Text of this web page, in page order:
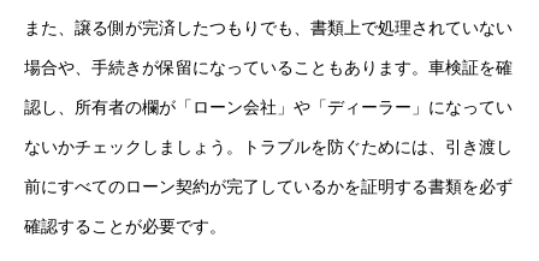
また、譲る側が完済したつもりでも、書類上で処理されていない
場合や、手続きが保留になっていることもあります。車検証を確
認し、所有者の欄が「ローン会社」や「ディーラー」になってい
ないかチェックしましょう。トラブルを防ぐためには、引き渡し
前にすべてのローン契約が完了しているかを証明する書類を必ず
確認することが必要です。